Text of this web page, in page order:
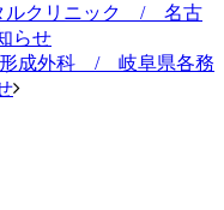
ルクリニック / 名古
らせ
形成外科 / 岐阜県各務